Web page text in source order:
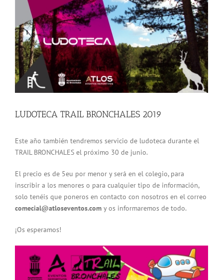
grande
LUDOTECA TRAIL BRONCHALES 2019
Este año también tendremos servicio de ludoteca durante el
TRAIL BRONCHALES el próximo 30 de junio.
El precio es de 5eu por menor y será en el colegio, para
inscribir a los menores o para cualquier tipo de información,
solo tenéis que poneros en contacto con nosotros en el correo
comecial@atloseventos.com y os informaremos de todo.
¡Os esperamos!